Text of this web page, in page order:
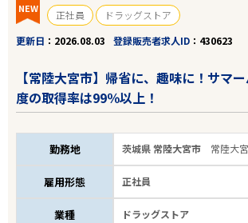
NEW 正社員
ドラッグストア
更新日
2026.08.03 登録販売者求人ID 430623
【常陸大宮市】帰省に、趣味に！サマ
度の取得率は99％以上！
勤務地 茨城県 常陸大宮市 常陸大
雇用形態 正社員
業種 ドラッグストア